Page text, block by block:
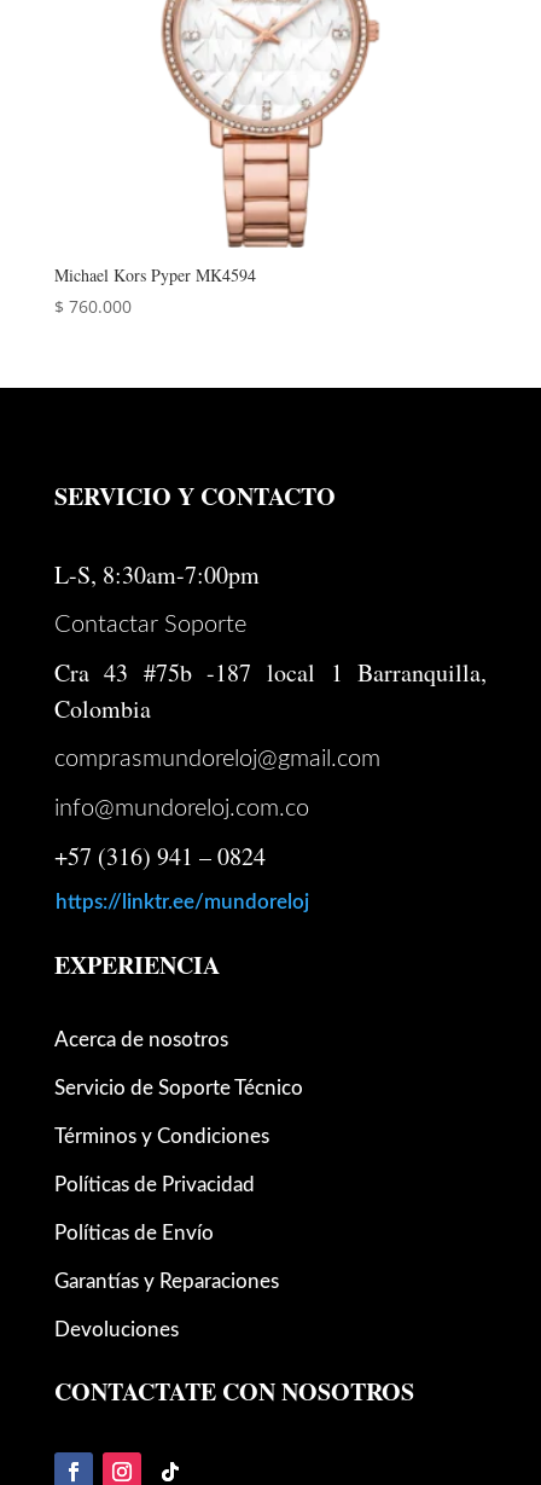
Michael Kors Pyper MK4594
$ 760.000
SERVICIO Y CONTACTO
L-S, 8:30am-7:00pm
Contactar Soporte
Cra 43 #75b -187 local 1 Barranquilla,
Colombia
comprasmundoreloj@gmail.com
info@mundoreloj.com.co
+57 (316) 941 – 0824
https://linktr.ee/mundoreloj
EXPERIENCIA
Acerca de nosotros
Servicio de Soporte Técnico
Términos y Condiciones
Políticas de Privacidad
Políticas de Envío
Garantías y Reparaciones
Devoluciones
CONTACTATE CON NOSOTROS